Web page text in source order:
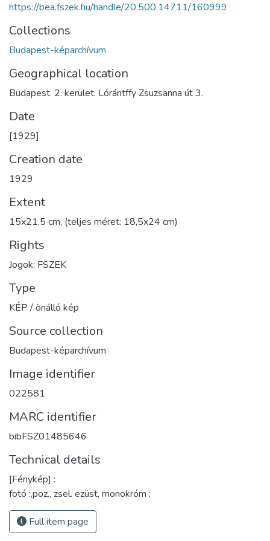
https://bea.fszek.hu/handle/20.500.14711/160999
Collections
Budapest-képarchívum
Geographical location
Budapest. 2. kerület. Lórántffy Zsuzsanna út 3.
Date
[1929]
Creation date
1929
Extent
15x21,5 cm, (teljes méret: 18,5x24 cm)
Rights
Jogok: FSZEK
Type
KÉP / önálló kép
Source collection
Budapest-képarchívum
Image identifier
022581
MARC identifier
bibFSZ01485646
Technical details
[Fénykép] :
fotó :,poz., zsel. ezüst, monokróm ;
Full item page